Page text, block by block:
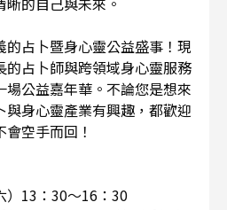
的占卜暨身心靈公益盛事！現
的占卜師與跨領域身心靈服務
場公益嘉年華。不論您是想來
身心靈產業有興趣，都歡迎
空手而回！
）13：30～16：30